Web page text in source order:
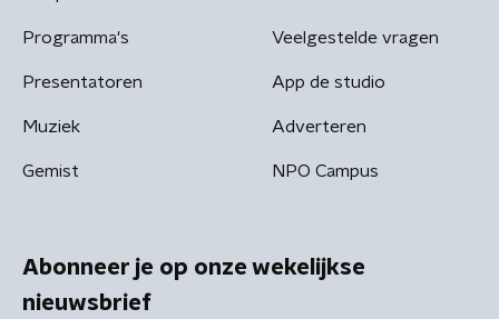
Programma's
Presentatoren
Muziek
Gemist
Veelgestelde vragen
App de studio
Adverteren
NPO Campus
Abonneer je op onze wekelijkse
nieuwsbrief